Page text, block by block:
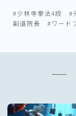
#少林寺拳法4段 #
副道院長 #ワード